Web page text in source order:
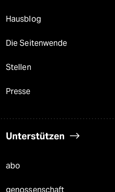
Hausblog
Die Seitenwende
Stellen
Presse
Unterstützen
abo
genossenschaft